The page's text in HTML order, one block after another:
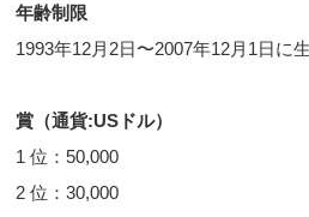
年齢制限
1993年12月2日〜2007年12月1日に
賞（通貨:USドル）
1 位：50,000
2 位：30,000